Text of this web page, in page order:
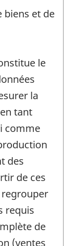
et de
le
la
tant
comme
des
de ces
requis
de
(ventes